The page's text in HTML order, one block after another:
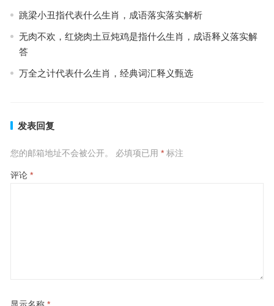
跳梁小丑指代表什么生肖，成语落实落实解析
无肉不欢，红烧肉土豆炖鸡是指什么生肖，成语释义落实解
答
万全之计代表什么生肖，经典词汇释义甄选
发表回复
您的邮箱地址不会被公开。 必填项已用 *标注
评论 *